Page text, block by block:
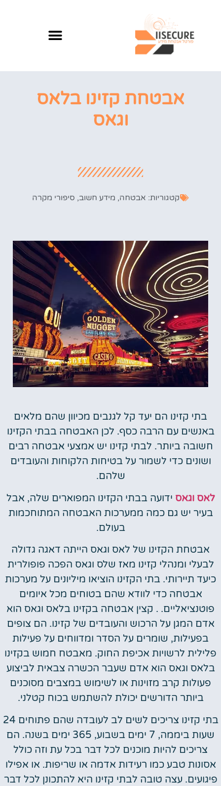
אבטחת קזינו בלאס
וגאס
קטגוריות: אבטחה, מידע חשוב, סיפורי מקרה
בתי קזינו הם יעד קל לגנבים מכיוון שהם מלאים
באנשים עם הרבה כסף. לכן האבטחה בבתי הקזינו
חשובה ביותר. לבתי קזינו יש אמצעי אבטחה רבים
ושונים כדי לשמור על בטיחות הלקוחות והעובדים
שלהם.
לאס וגאס ידועה בבתי הקזינו המפוארים שלה, אבל
בעיר יש גם כמה ממערכות האבטחה המתוחכמות
בעולם.
אבטחת הקזינו של לאס וגאס הייתה דאגה גדולה
לבעלי ומנהלי קזינו מאז שלס וגאס הפכה פופולרית
כיעד תיירותי. בתי הקזינו הוציאו מיליונים על מערכות
אבטחה כדי לוודא שהם בטוחים מכל איומים
פוטנציאליים. . קצין אבטחה בקזינו בלאס וגאס הוא
אדם המגן על הרכוש והעובדים של קזינו. הם צופים
בפעילות, שומרים על הסדר ומדווחים על פעילות
פלילית לרשויות אכיפת החוק. מאבטח חמוש בקזינו
בלאס וגאס הוא אדם שעבר הכשרה צבאית לביצוע
פעולות קרב מזוינות או לשימוש במצבים מסוכנים
ביותר הדורשים יכולת להשתמש בכוח קטלני.
בתי קזינו צריכים לשים לב לעובדה שהם פתוחים 24
שעות ביממה, 7 ימים בשבוע, 365 ימים בשנה. הם
צריכים להיות מוכנים לכל דבר בכל עת וזה כולל
אסונות טבע כמו רעידות אדמה או שריפות. או אפילו
פיגועים. עצה טובה לבתי קזינו היא להתכונן לכל דבר